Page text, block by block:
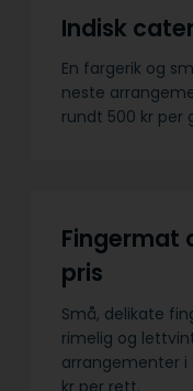
Indisk
En fargerik og
neste
rundt 500 kr per
Fingermat
pris
Små, delikate
rimelig og
arrangementer i
kr per rett.